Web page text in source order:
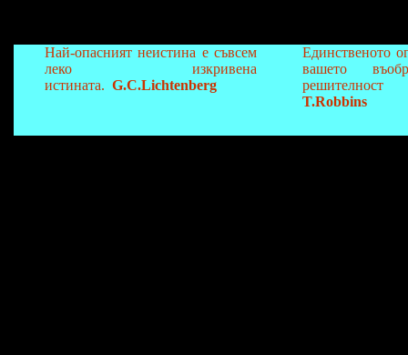
Най-опасният неистина е съвсем
леко изкривена
истината. G.C.Lichtenberg
Единственото
вашето
T.Robbins